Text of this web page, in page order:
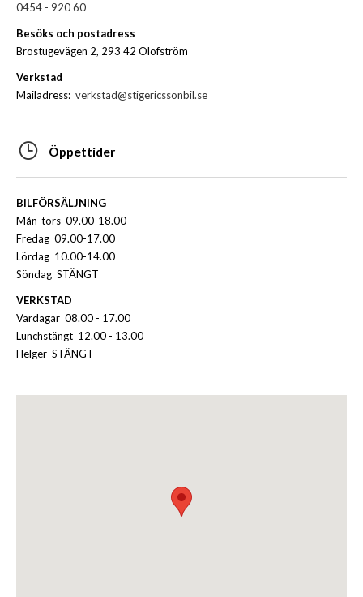
0454 - 920 60
Besöks och postadress
Brostugevägen 2, 293 42 Olofström
Verkstad
Mailadress: verkstad@stigericssonbil.se
Öppettider
BILFÖRSÄLJNING
Mån-tors 09.00-18.00
Fredag 09.00-17.00
Lördag 10.00-14.00
Söndag STÄNGT
VERKSTAD
Vardagar 08.00 - 17.00
Lunchstängt 12.00 - 13.00
Helger STÄNGT